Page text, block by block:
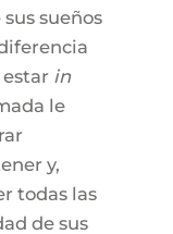
sueños
in
le
y,
todas las
de sus